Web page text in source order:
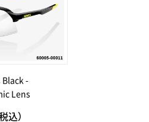
-
Lens
込）